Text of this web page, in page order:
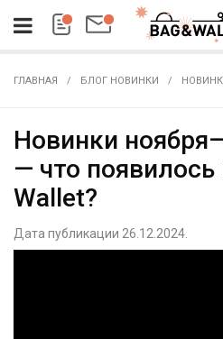
ГЛАВНАЯ БЛОГ НОВИНКИ
Новинки
— что появилось
Wallet?
Дата публикации 26.12.2024.